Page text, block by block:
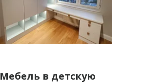
Мебель в детскую